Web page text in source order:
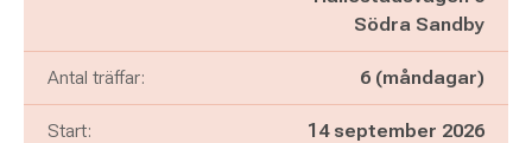
Södra Sandby
Antal träffar: 6 (måndagar)
Start: 14 september 2026